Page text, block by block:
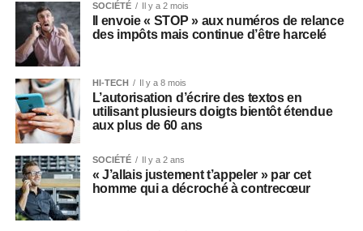
SOCIÉTÉ Il y a 2 mois
Il envoie « STOP » aux numéros de relance
des impôts mais continue d’être harcelé
HI-TECH Il y a 8 mois
L’autorisation d’écrire des textos en
utilisant plusieurs doigts bientôt étendue
aux plus de 60 ans
SOCIÉTÉ Il y a 2 ans
« J’allais justement t’appeler » par cet
homme qui a décroché à contrecœur